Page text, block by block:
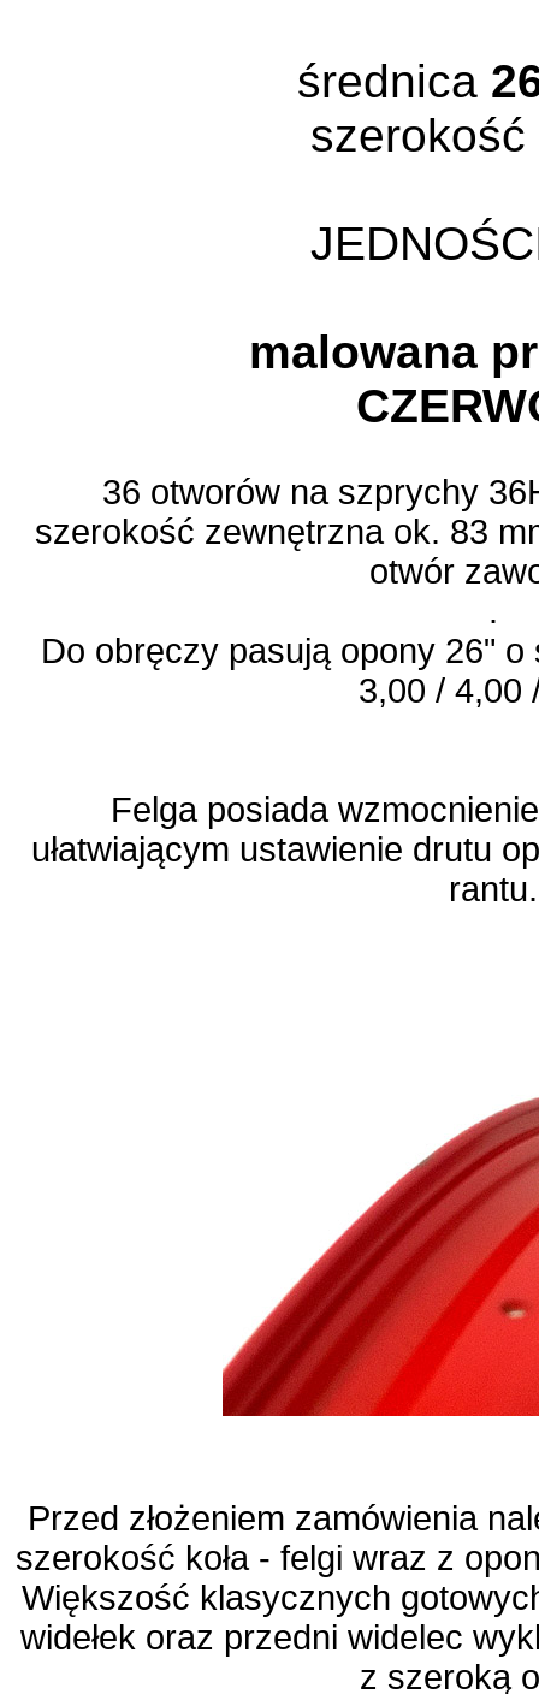
średnica
szerokość
malowana
36 otworów na szprychy
szerokość zewnętrzna ok. 83
otwór
.
Do obręczy pasują opony 26"
3,00 / 4,00
Felga posiada
ułatwiającym ustawienie drutu
rantu.
Przed złożeniem zamówienia
szerokość koła - felgi wraz z
Większość klasycznych
widełek oraz przedni widelec
z szeroką